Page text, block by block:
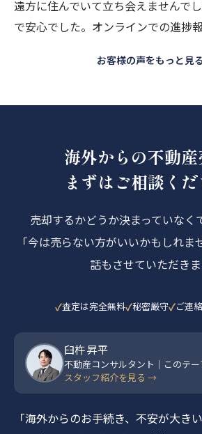
遠方に住んでいて立ち会えませんで
で安心でした。オンラインでの進捗
お客様の声をもっと見
海外からの不動産
まずはご相談くだ
売却するかどうか決まっていなく
「今は売らない方がいいかもしれ
話もさせていただきま
査定は完全無料 秘密厳守 ご連
臼杵 昇平
不動産コンサルタント｜このテ
スタッフ紹介を見る →
「海外からのお手続き、不安が大き